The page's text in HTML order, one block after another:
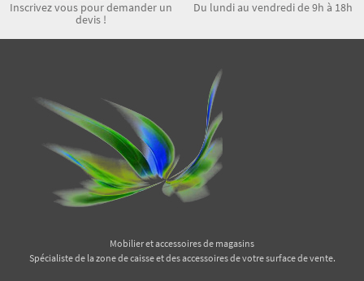
Inscrivez vous pour demander un
devis !
Du lundi au vendredi de 9h à 18h
Mobilier et accessoires de magasins
Spécialiste de la zone de caisse et des accessoires de votre surface de vente.